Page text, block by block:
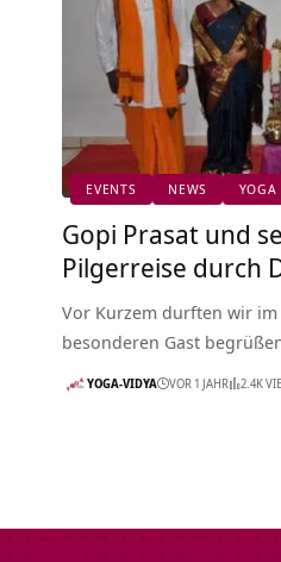
EVENTS NEWS
Gopi Prasat und
Pilgerreise durch
Vor Kurzem durften wir
besonderen Gast
YOGA-VIDYA VOR 1 JAHR 2.4K